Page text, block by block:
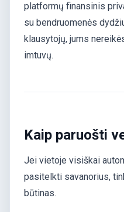
platformų finansinis
su bendruomenės
klausytojų, jums
imtuvų.
Kaip paruošti
Jei vietoje visiškai
pasitelkti savanorius,
būtinas.